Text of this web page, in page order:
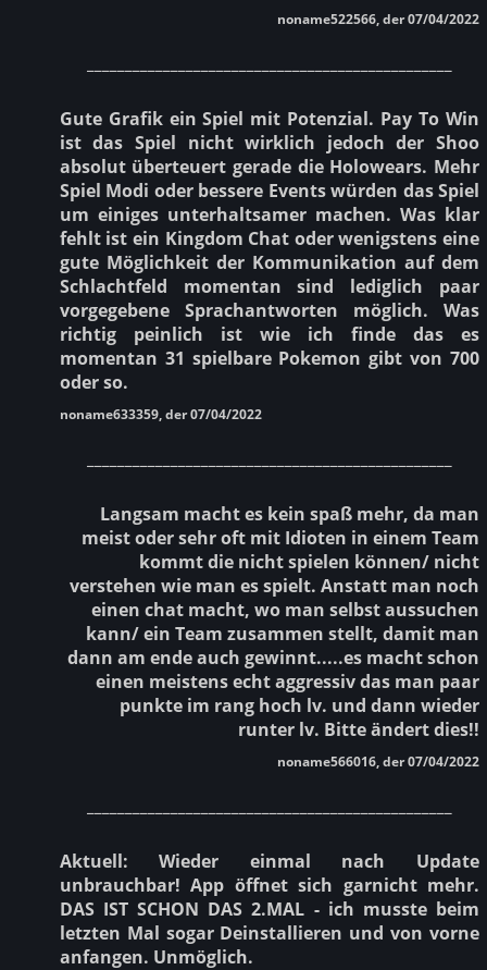
noname522566, der 07/04/2022
Gute Grafik ein Spiel mit Potenzial. Pay To Win
ist das Spiel nicht wirklich jedoch der Shoo
absolut überteuert gerade die Holowears. Mehr
Spiel Modi oder bessere Events würden das Spiel
um einiges unterhaltsamer machen. Was klar
fehlt ist ein Kingdom Chat oder wenigstens eine
gute Möglichkeit der Kommunikation auf dem
Schlachtfeld momentan sind lediglich paar
vorgegebene Sprachantworten möglich. Was
richtig peinlich ist wie ich finde das es
momentan 31 spielbare Pokemon gibt von 700
oder so.
noname633359, der 07/04/2022
Langsam macht es kein spaß mehr, da man
meist oder sehr oft mit Idioten in einem Team
kommt die nicht spielen können/ nicht
verstehen wie man es spielt. Anstatt man noch
einen chat macht, wo man selbst aussuchen
kann/ ein Team zusammen stellt, damit man
dann am ende auch gewinnt.....es macht schon
einen meistens echt aggressiv das man paar
punkte im rang hoch lv. und dann wieder
runter lv. Bitte ändert dies!!
noname566016, der 07/04/2022
Aktuell: Wieder einmal nach Update
unbrauchbar! App öffnet sich garnicht mehr.
DAS IST SCHON DAS 2.MAL - ich musste beim
letzten Mal sogar Deinstallieren und von vorne
anfangen. Unmöglich.